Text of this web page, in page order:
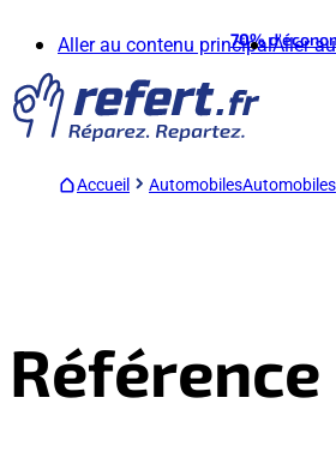
Aller au contenu principalAller
70%
Accueil AutomobilesAutomobiles